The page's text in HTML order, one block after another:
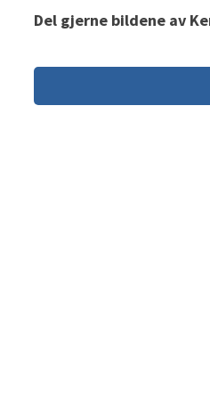
Del gjerne bildene av